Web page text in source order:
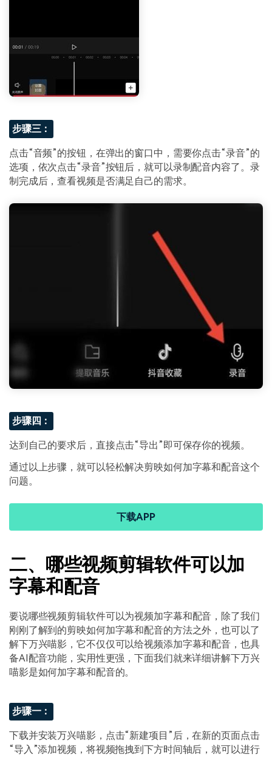
步骤三：
点击“音频”的按钮，在弹出的窗口中，需要你点击“录音”的
选项，依次点击“录音”按钮后，就可以录制配音内容了。录
制完成后，查看视频是否满足自己的需求。
步骤四：
达到自己的要求后，直接点击“导出”即可保存你的视频。
通过以上步骤，就可以轻松解决剪映如何加字幕和配音这个
问题。
下载APP
二、哪些视频剪辑软件可以加
字幕和配音
要说哪些视频剪辑软件可以为视频加字幕和配音，除了我们
刚刚了解到的剪映如何加字幕和配音的方法之外，也可以了
解下万兴喵影，它不仅仅可以给视频添加字幕和配音，也具
备AI配音功能，实用性更强，下面我们就来详细讲解下万兴
喵影是如何加字幕和配音的。
步骤一：
下载并安装万兴喵影，点击“新建项目”后，在新的页面点击
“导入”添加视频，将视频拖拽到下方时间轴后，就可以进行